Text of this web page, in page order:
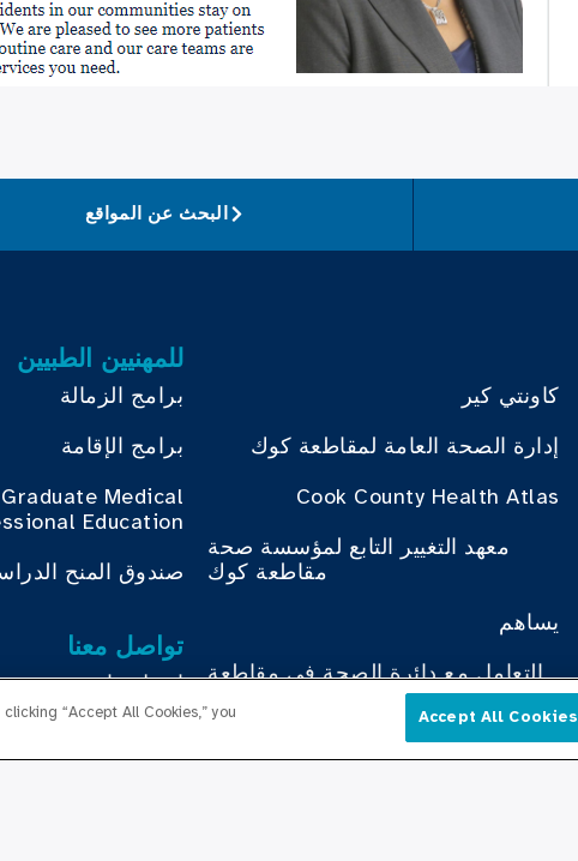
البحث عن المواقع
كاونتي كير
إدارة الصحة العامة لمقاطعة كوك
Cook County Health Atlas
معهد التغيير التابع لمؤسسة صحة
مقاطعة كوك
يساهم
التعامل مع دائرة الصحة في مقاطعة
للمهنيين الطبيين
برامج الزمالة
برامج الإقامة
Graduate Medical
Education
صندوق المنح
تواصل معنا
اتصل بنا
“Accept All Cookies,” you
Accept All Cookies